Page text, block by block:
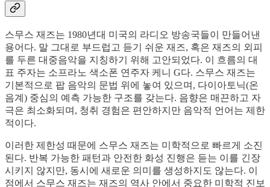
스무스 재즈는 1980년대 미국의 라디오 방송국들이 만들어낸
용어다. 말 그대로 부드럽고 듣기 쉬운 재즈, 혹은 재즈의 외피
를 두른 대중음악을 지칭하기 위해 고안되었다. 이 흐름의 대
표 주자는 소프라노 색소폰 연주자 케니 G다. 스무스 재즈는
기본적으로 팝 음악의 문법 위에 놓여 있으며, 다이아토닉(온
음계) 중심의 예측 가능한 구조를 갖는다. 음향은 매끈하고 자
극은 최소화되며, 청취 경험은 편안하지만 음악적 언어는 제한
적이다.
이러한 제한성 때문에 스무스 재즈는 미학적으로 빠르게 소진
된다. 반복 가능한 패턴과 안전한 화성 진행은 듣는 이를 긴장
시키지 않지만, 동시에 새로운 의미를 생성하지도 않는다. 이
점에서 스무스 재즈는 재즈의 역사 안에서 중요한 미학적 진보